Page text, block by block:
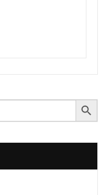
Search Button